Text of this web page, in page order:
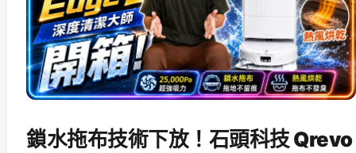
鎖水拖布技術下放！石頭科技 Qrevo